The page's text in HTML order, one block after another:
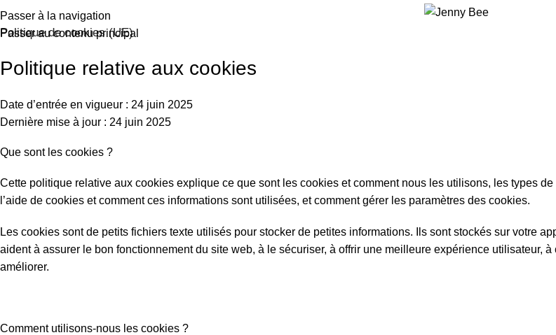
Passer à la navigation
Passer au contenu principal
Politique de cookies (UE)
Politique relative aux cookies
Date d’entrée en vigueur : 24 juin 2025
Dernière mise à jour : 24 juin 2025
Que sont les cookies ?
Cette politique relative aux cookies explique ce que sont les cookies et comment nous les utilisons, les types
l’aide de cookies et comment ces informations sont utilisées, et comment gérer les paramètres des cookies.
Les cookies sont de petits fichiers texte utilisés pour stocker de petites informations. Ils sont stockés sur votre
aident à assurer le bon fonctionnement du site web, à le sécuriser, à offrir une meilleure expérience utilisateur,
améliorer.
Comment utilisons-nous les cookies ?